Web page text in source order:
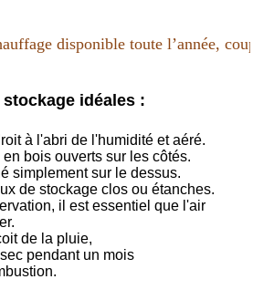
disponible toute l’année,
idéales :
à l'abri de l'humidité et aéré.
bois ouverts sur les côtés.
simplement sur le dessus.
de stockage clos ou étanches.
il est essentiel que l'air
de la pluie,
pendant un mois